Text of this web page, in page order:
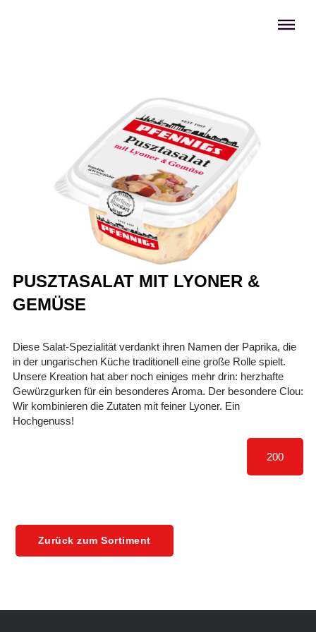
PUSZTASALAT MIT LYONER &
GEMÜSE
Diese Salat-Spezialität verdankt ihren Namen der Paprika, die
in der ungarischen Küche traditionell eine große Rolle spielt.
Unsere Kreation hat aber noch einiges mehr drin: herzhafte
Gewürzgurken für ein besonderes Aroma. Der besondere Clou:
Wir kombinieren die Zutaten mit feiner Lyoner. Ein
Hochgenuss!
200
Zurück zum Sortiment